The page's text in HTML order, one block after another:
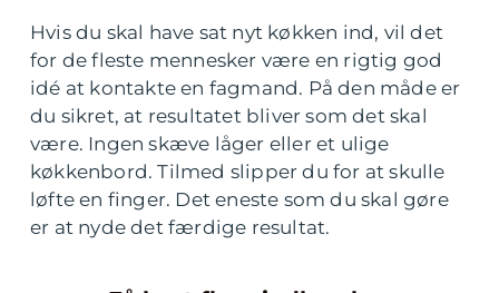
Hvis du skal have sat nyt køkken ind, vil det
for de fleste mennesker være en rigtig god
idé at kontakte en fagmand. På den måde er
du sikret, at resultatet bliver som det skal
være. Ingen skæve låger eller et ulige
køkkenbord. Tilmed slipper du for at skulle
løfte en finger. Det eneste som du skal gøre
er at nyde det færdige resultat.